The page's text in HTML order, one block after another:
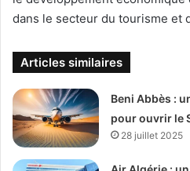
dans le secteur du tourisme et
Articles similaires
Beni Abbès :
pour ouvrir le
28 juillet 2025